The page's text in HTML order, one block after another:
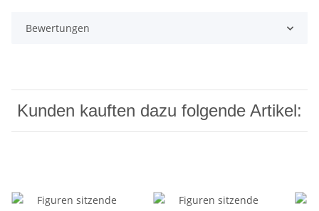
Bewertungen
Kunden kauften dazu folgende Artikel: